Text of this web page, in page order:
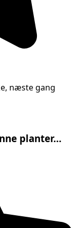
næste gang
planter…